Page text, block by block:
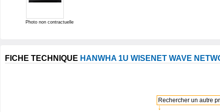
Photo non contractuelle
FICHE TECHNIQUE HANWHA 1U WISENET WAVE
↓
Rechercher un autre